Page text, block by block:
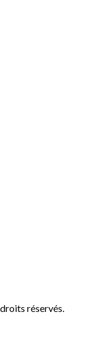
réservés.